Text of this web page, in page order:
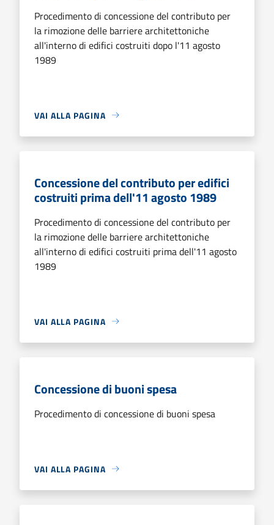
Procedimento di concessione del contributo per
la rimozione delle barriere architettoniche
all'interno di edifici costruiti dopo l'11 agosto
1989
VAI ALLA PAGINA
Concessione del contributo per edifici
costruiti prima dell'11 agosto 1989
Procedimento di concessione del contributo per
la rimozione delle barriere architettoniche
all'interno di edifici costruiti prima dell'11 agosto
1989
VAI ALLA PAGINA
Concessione di buoni spesa
Procedimento di concessione di buoni spesa
VAI ALLA PAGINA